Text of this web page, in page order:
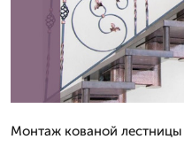
Монтаж кованой лестницы